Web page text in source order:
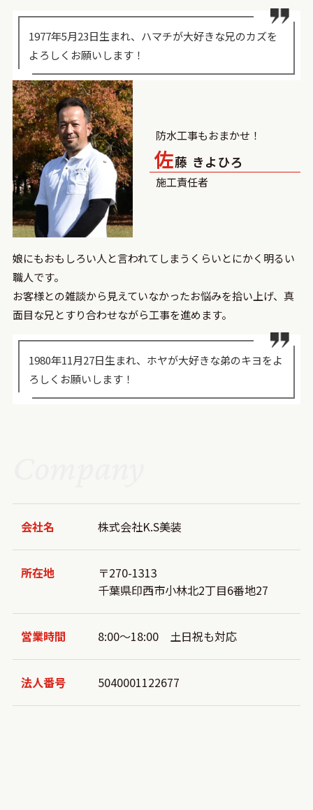
1977年5月23日生まれ、ハマチが大好きな兄のカズを
よろしくお願いします！
防水工事もおまかせ！
佐藤 きよひろ
施⼯責任者
娘にもおもしろい人と言われてしまうくらいとにかく明るい
職人です。
お客様との雑談から見えていなかったお悩みを拾い上げ、真
面目な兄とすり合わせながら工事を進めます。
1980年11月27日生まれ、ホヤが大好きな弟のキヨをよ
ろしくお願いします！
会社名 株式会社K.S美装
所在地
〒270-1313
千葉県印西市小林北2丁目6番地27
営業時間 8:00～18:00 土日祝も対応
法人番号 5040001122677